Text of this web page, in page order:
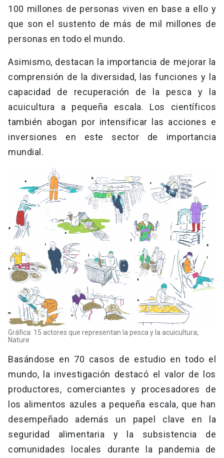
100 millones de personas viven en base a ello y
que son el sustento de más de mil millones de
personas en todo el mundo.
Asimismo, destacan la importancia de mejorar la
comprensión de la diversidad, las funciones y la
capacidad de recuperación de la pesca y la
acuicultura a pequeña escala. Los científicos
también abogan por intensificar las acciones e
inversiones en este sector de importancia
mundial.
Gráfica: 15 actores que representan la pesca y la acuicultura;
Nature
Basándose en 70 casos de estudio en todo el
mundo, la investigación destacó el valor de los
productores, comerciantes y procesadores de
los alimentos azules a pequeña escala, que han
desempeñado además un papel clave en la
seguridad alimentaria y la subsistencia de
comunidades locales durante la pandemia de